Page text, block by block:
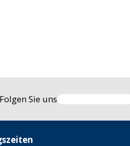
Folgen Sie uns